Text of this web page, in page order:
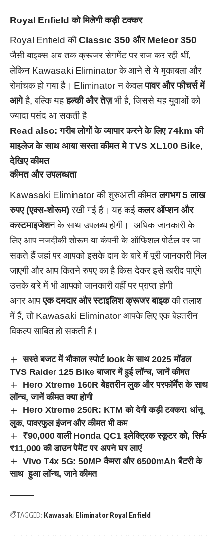
Royal Enfield को मिलेगी कड़ी टक्कर
Royal Enfield कीClassic 350 और Meteor 350
जैसी बाइक्स अब तक क्रूजर सेगमेंट पर राज कर रही थीं,
लेकिन Kawasaki Eliminator के आने से ये मुकाबला और
रोमांचक हो गया है। Eliminator न केवलपावर और फीचर्स में
आगेहै, बल्कि यहहल्की और तेज़भी है, जिससे यह युवाओं को
ज्यादा पसंद आ सकती है
Read also:गरीब लोगों के व्यापार करने के लिए 74km की
माइलेज के साथ आया सस्ता कीमत मे TVS XL100 Bike,
देखिए कीमत
कीमत और उपलब्धता
Kawasaki Eliminator की शुरुआती कीमतलगभग 5 लाख
रुपए (एक्स-शोरूम)रखी गई है। यह कईकलर ऑप्शन और
कस्टमाइजेशनके साथ उपलब्ध होगी। अधिक जानकारी के
लिए आप नजदीकी शोरूम या कंपनी के ऑफिशल पोर्टल पर जा
सकते हैं जहां पर आपको इसके दाम के बारे में पूरी जानकारी मिल
जाएगी और आप कितने रुपए का है किस देकर इसे खरीद पाएंगे
उसके बारे में भी आपको जानकारी वहीं पर प्राप्त होगी
अगर आपएक दमदार और स्टाइलिश क्रूजर बाइककी तलाश
में हैं, तो Kawasaki Eliminator आपके लिए एक बेहतरीन
विकल्प साबित हो सकती है।
सस्ते बजट में भौकाल स्पोर्ट look के साथ 2025 मॉडल
TVS Raider 125 Bike बाजार में हुई लॉन्च, जानें कीमत
Hero Xtreme 160R बेहतरीन लुक और परफॉर्मेंस के साथ
लॉन्च, जानें कीमत क्या होगी
Hero Xtreme 250R: KTM को देगी कड़ी टक्कर! धांसू
लुक, पावरफुल इंजन और कीमत भी कम
₹90,000 वाली Honda QC1 इलेक्ट्रिक स्कूटर को, सिर्फ
₹11,000 की डाउन पेमेंट पर अपने घर लाएं
Vivo T4x 5G: 50MP कैमरा और 6500mAh बैटरी के
साथ हुआ लॉन्च, जाने कीमत
TAGGED: Kawasaki Eliminator Royal Enfield